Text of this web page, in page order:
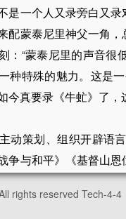
是一个人又录旁白又
配蒙泰尼里神父一角
：“蒙泰尼里的声音很
种特殊的魅力。这是
今真要录《牛虻》了，
动策划、组织开辟语
争与和平》《基督山
点贡献，也积累一些
译片厂的演员，毕竟
rights reserved Tech-4-4